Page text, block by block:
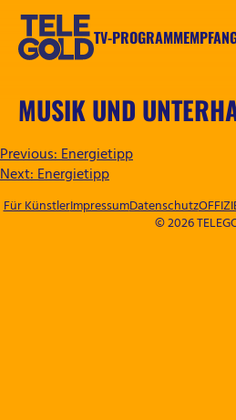
Zum
springen
TV-PROGRAMM
MUSIK UND
BEITRAGSNAVIGATION
Previous:Energietipp
Next:Energietipp
© 2026
Für KünstlerImpressumDatenschutz